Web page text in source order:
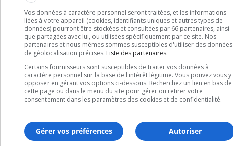
Vos données à caractère personnel seront traitées, et les informations
liées à votre appareil (cookies, identifiants uniques et autres types de
données) pourront être stockées et consultées par 66 partenaires, ainsi
que partagées avec lui, ou utilisées spécifiquement par ce site. Nos
partenaires et nous-mêmes sommes susceptibles d'utiliser des données
de géolocalisation précises. Liste des partenaires.
Certains fournisseurs sont susceptibles de traiter vos données à
caractère personnel sur la base de l'intérêt légitime. Vous pouvez vous y
opposer en gérant vos options ci-dessous. Recherchez un lien en bas de
cette page ou dans le menu du site pour gérer ou retirer votre
consentement dans les paramètres des cookies et de confidentialité.
Autoriser
Gérer vos préférences